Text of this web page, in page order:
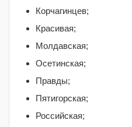
Корчагинцев;
Красивая;
Молдавская;
Осетинская;
Правды;
Пятигорская;
Российская;